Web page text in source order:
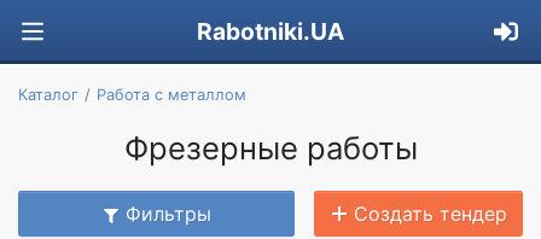
Rabotniki.UA
Каталог Работа с металлом
Фрезерные работы
Фильтры Создать тендер